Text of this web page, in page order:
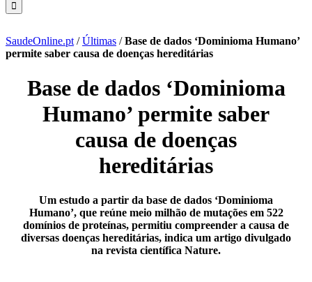
SaudeOnline.pt /Últimas /Base de dados ‘Dominioma Humano’
permite saber causa de doenças hereditárias
Base de dados ‘Dominioma
Humano’ permite saber
causa de doenças
hereditárias
Um estudo a partir da base de dados ‘Dominioma
Humano’, que reúne meio milhão de mutações em 522
domínios de proteínas, permitiu compreender a causa de
diversas doenças hereditárias, indica um artigo divulgado
na revista científica Nature.